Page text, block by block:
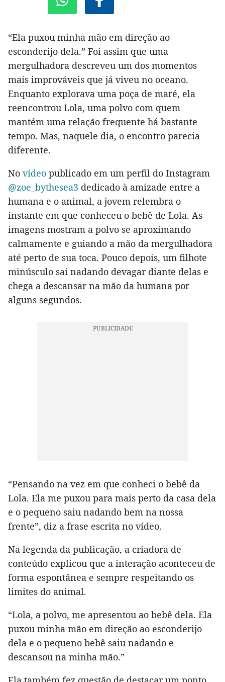
“Ela puxou minha mão em direção ao
esconderijo dela.” Foi assim que uma
mergulhadora descreveu um dos momentos
mais improváveis que já viveu no oceano.
Enquanto explorava uma poça de maré, ela
reencontrou Lola, uma polvo com quem
mantém uma relação frequente há bastante
tempo. Mas, naquele dia, o encontro parecia
diferente.
No vídeo publicado em um perfil do Instagram
@zoe_bythesea3 dedicado à amizade entre a
humana e o animal, a jovem relembra o
instante em que conheceu o bebê de Lola. As
imagens mostram a polvo se aproximando
calmamente e guiando a mão da mergulhadora
até perto de sua toca. Pouco depois, um filhote
minúsculo sai nadando devagar diante delas e
chega a descansar na mão da humana por
alguns segundos.
“Pensando na vez em que conheci o bebê da
Lola. Ela me puxou para mais perto da casa dela
e o pequeno saiu nadando bem na nossa
frente”, diz a frase escrita no vídeo.
Na legenda da publicação, a criadora de
conteúdo explicou que a interação aconteceu de
forma espontânea e sempre respeitando os
limites do animal.
“Lola, a polvo, me apresentou ao bebê dela. Ela
puxou minha mão em direção ao esconderijo
dela e o pequeno bebê saiu nadando e
descansou na minha mão.”